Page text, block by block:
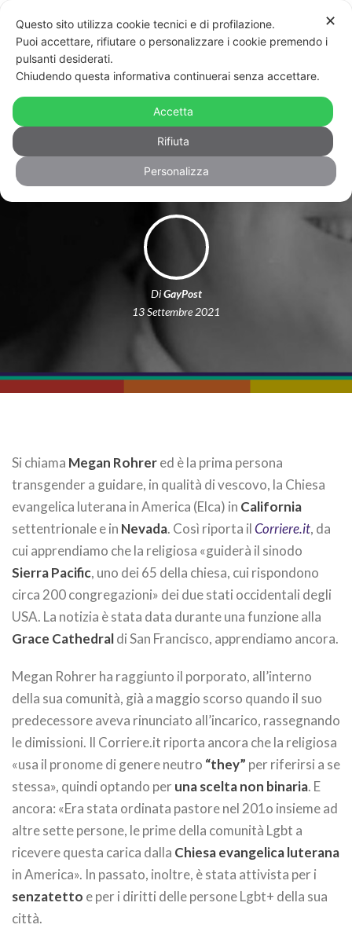
Megan Rohrer, prima persona
transgender a diventare vescovo
negli USA
DiGayPost
13 Settembre 2021
Si chiama Megan Rohrered è la prima persona
transgender a guidare, in qualità di vescovo, la Chiesa
evangelica luterana in America (Elca) in California
settentrionale e in Nevada. Così riporta ilCorriere.it, da
cui apprendiamo che la religiosa «guiderà il sinodo
Sierra Pacific, uno dei 65 della chiesa, cui rispondono
circa 200 congregazioni» dei due stati occidentali degli
USA. La notizia è stata data durante una funzione alla
Grace Cathedraldi San Francisco, apprendiamo ancora.
Megan Rohrer ha raggiunto il porporato, all’interno
della sua comunità, già a maggio scorso quando il suo
predecessore aveva rinunciato all’incarico, rassegnando
le dimissioni. Il Corriere.it riporta ancora che la religiosa
«usa il pronome di genere neutro “they” per riferirsi a se
stessa», quindi optando peruna sceltanon binaria. E
ancora: «Era stata ordinata pastore nel 201o insieme ad
altre sette persone, le prime della comunità Lgbt a
ricevere questa carica dalla Chiesa evangelica luterana
in America». In passato, inoltre, è stata attivista per i
senzatetto e per i diritti delle persone Lgbt+ della sua
città.
✕
Questo sito utilizza cookie tecnici e di profilazione.
Puoi accettare, rifiutare o personalizzare i cookie premendo i
pulsanti desiderati.
Chiudendo questa informativa continuerai senza accettare.
Accetta
Rifiuta
Personalizza